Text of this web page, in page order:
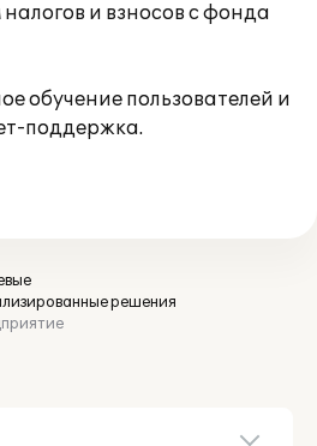
и взносов с фонда
обучение пользователей и
поддержка.
решения